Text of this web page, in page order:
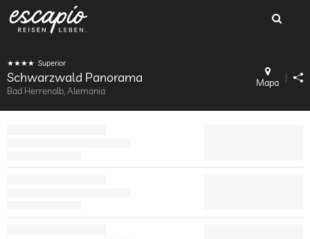
Superior
Schwarzwald Panorama
Bad Herrenalb, Alemania
Mapa